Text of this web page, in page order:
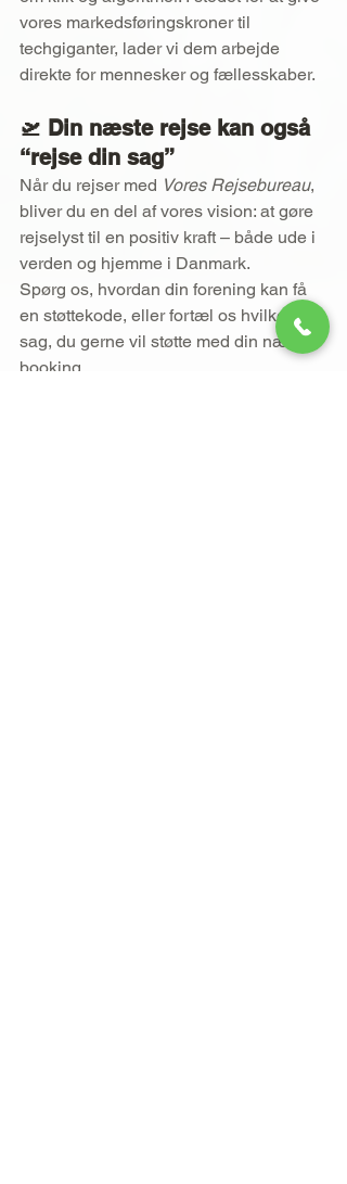
vores markedsføringskroner til
techgiganter, lader vi dem arbejde
direkte for mennesker og fællesskaber.
🛫 Din næste rejse kan også
“rejse din sag”
Når du rejser med Vores Rejsebureau,
bliver du en del af vores vision: at gøre
rejselyst til en positiv kraft – både ude i
verden og hjemme i Danmark.
Spørg os, hvordan din forening kan få
en støttekode, eller fortæl os hvilken
sag, du gerne vil støtte med din næste
booking.